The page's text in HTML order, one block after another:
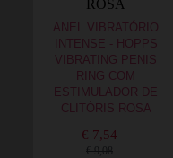
ANEL VIBRATÓRIO
INTENSE - HOPPS
VIBRATING PENIS
RING COM
ESTIMULADOR DE
CLITÓRIS ROSA
€ 7,54
€ 9,08